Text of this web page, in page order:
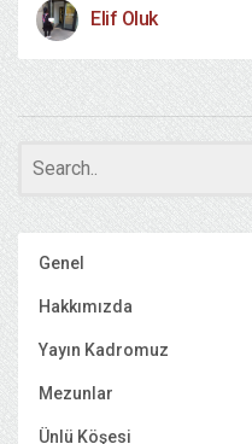
Elif Oluk
Genel
Hakkımızda
Yayın Kadromuz
Mezunlar
Ünlü Köşesi